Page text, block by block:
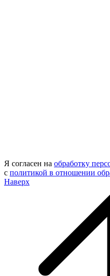
Я согласен на обработку
с политикой в отношении
Наверх